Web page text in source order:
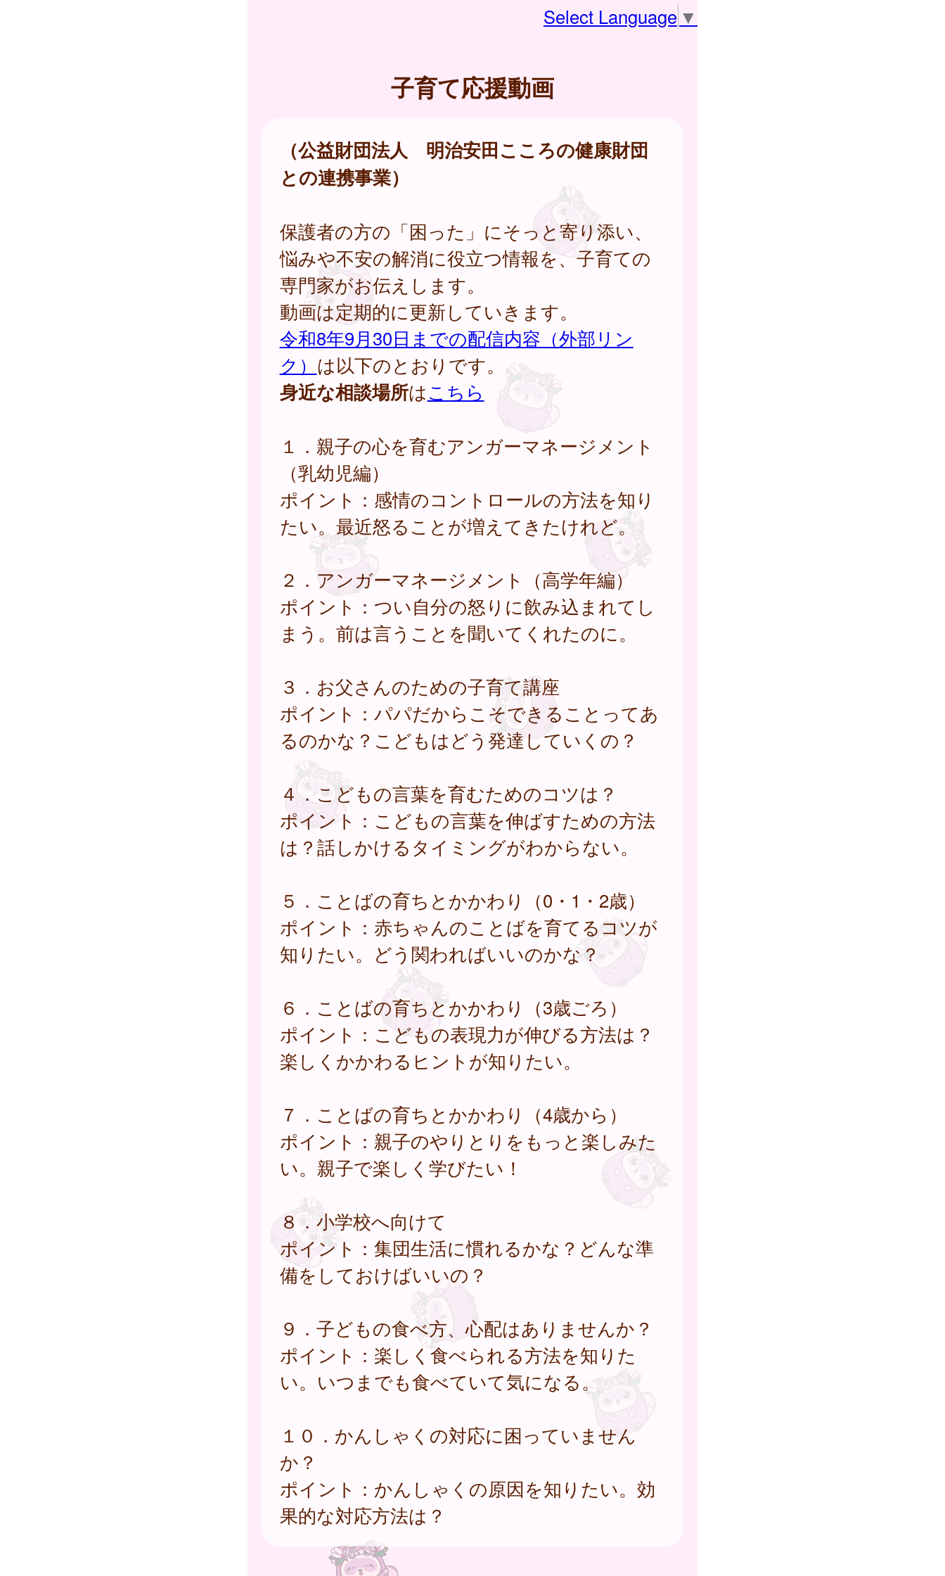
Select Language ▼
子育て応援動画
（公益財団法人 明治安田こころの健康財団
との連携事業）
保護者の方の「困った」にそっと寄り添い、
悩みや不安の解消に役立つ情報を、子育ての
専門家がお伝えします。
動画は定期的に更新していきます。
令和8年9月30日までの配信内容（外部リン
ク） は以下のとおりです。
身近な相談場所はこちら
１．親子の心を育むアンガーマネージメント
（乳幼児編）
ポイント：感情のコントロールの方法を知り
たい。最近怒ることが増えてきたけれど。
２．アンガーマネージメント（高学年編）
ポイント：つい自分の怒りに飲み込まれてし
まう。前は言うことを聞いてくれたのに。
３．お父さんのための子育て講座
ポイント：パパだからこそできることってあ
るのかな？こどもはどう発達していくの？
４．こどもの言葉を育むためのコツは？
ポイント：こどもの言葉を伸ばすための方法
は？話しかけるタイミングがわからない。
５．ことばの育ちとかかわり（0・1・2歳）
ポイント：赤ちゃんのことばを育てるコツが
知りたい。どう関わればいいのかな？
６．ことばの育ちとかかわり（3歳ごろ）
ポイント：こどもの表現力が伸びる方法は？
楽しくかかわるヒントが知りたい。
７．ことばの育ちとかかわり（4歳から）
ポイント：親子のやりとりをもっと楽しみた
い。親子で楽しく学びたい！
８．小学校へ向けて
ポイント：集団生活に慣れるかな？どんな準
備をしておけばいいの？
９．子どもの食べ方、心配はありませんか？
ポイント：楽しく食べられる方法を知りた
い。いつまでも食べていて気になる。
１０．かんしゃくの対応に困っていません
か？
ポイント：かんしゃくの原因を知りたい。効
果的な対応方法は？